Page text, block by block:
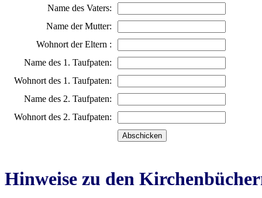
Name des Vaters:
Name der Mutter:
Wohnort der Eltern :
Name des 1. Taufpaten:
Wohnort des 1. Taufpaten:
Name des 2. Taufpaten:
Wohnort des 2. Taufpaten:
Hinweise zu den